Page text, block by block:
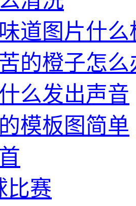
道图片什么
的橙子怎么
么发出声音
模板图简单
比赛